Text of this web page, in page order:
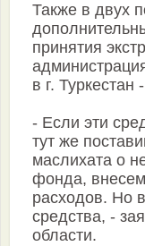
Также в двух
принятия
в г. Туркестан
- Если эти
тут же
маслихата о
фонда, внесем
расходов. Но
средства, -
области.